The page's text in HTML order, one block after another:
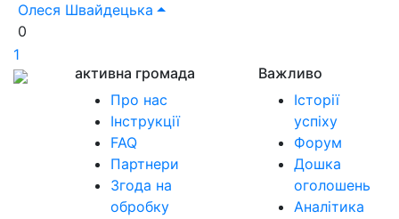
Олеся Швайдецька
0
1
активна громада
Про нас
Інструкції
FAQ
Партнери
Згода на
обробку
Важливо
Історії
успіху
Форум
Дошка
оголошень
Аналітика